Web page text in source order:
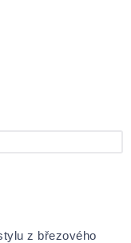
z březového